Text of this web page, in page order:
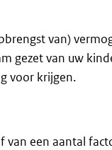
van)
gezet van uw
voor krijgen.
van een aantal